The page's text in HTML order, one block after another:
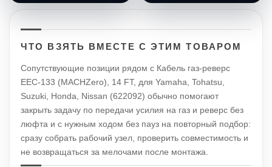
ЧТО ВЗЯТЬ ВМЕСТЕ С ЭТИМ ТОВАРОМ
Сопутствующие позиции рядом с Кабель газ-реверс
EEC-133 (MACHZero), 14 FT, для Yamaha, Tohatsu,
Suzuki, Honda, Nissan (622092) обычно помогают
закрыть задачу по передачи усилия на газ и реверс без
люфта и с нужным ходом без пауз на повторный подбор:
сразу собрать рабочий узел, проверить совместимость и
не возвращаться за мелочами после монтажа.